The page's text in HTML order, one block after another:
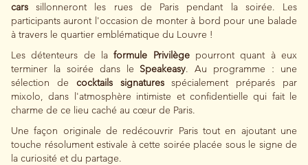
carssillonneront les rues de Paris pendant la soirée. Les
participants auront l'occasion de monter à bord pour une balade
à travers le quartier emblématique du Louvre !
Les détenteurs de laformule Privilègepourront quant à eux
terminer la soirée dans le Speakeasy. Au programme : une
sélection de cocktails signaturesspécialement préparés par
mixolo, dans l'atmosphère intimiste et confidentielle qui fait le
charme de ce lieu caché au cœur de Paris.
Une façon originale de redécouvrir Paris tout en ajoutant une
touche résolument estivale à cette soirée placée sous le signe de
la curiosité et du partage.